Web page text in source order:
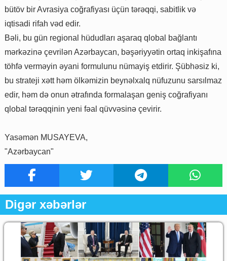
bütöv bir Avrasiya coğrafiyası üçün tərəqqi, sabitlik və
iqtisadi rifah vəd edir.
Bəli, bu gün regional hüdudları aşaraq qlobal bağlantı
mərkəzinə çevrilən Azərbaycan, bəşəriyyətin ortaq inkişafına
töhfə verməyin əyani formulunu nümayiş etdirir. Şübhəsiz ki,
bu strateji xətt həm ölkəmizin beynəlxalq nüfuzunu sarsılmaz
edir, həm də onun ətrafında formalaşan geniş coğrafiyanı
qlobal tərəqqinin yeni fəal qüvvəsinə çevirir.
Yasəmən MUSAYEVA,
"Azərbaycan"
Digər xəbərlər